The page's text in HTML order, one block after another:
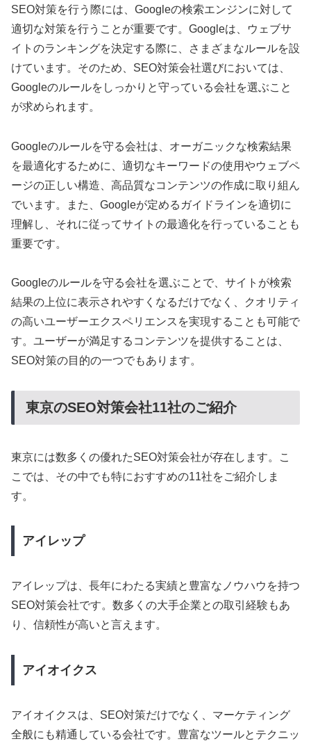
SEO対策を行う際には、Googleの検索エンジンに対して
適切な対策を行うことが重要です。Googleは、ウェブサ
イトのランキングを決定する際に、さまざまなルールを設
けています。そのため、SEO対策会社選びにおいては、
Googleのルールをしっかりと守っている会社を選ぶこと
が求められます。
Googleのルールを守る会社は、オーガニックな検索結果
を最適化するために、適切なキーワードの使用やウェブペ
ージの正しい構造、高品質なコンテンツの作成に取り組ん
でいます。また、Googleが定めるガイドラインを適切に
理解し、それに従ってサイトの最適化を行っていることも
重要です。
Googleのルールを守る会社を選ぶことで、サイトが検索
結果の上位に表示されやすくなるだけでなく、クオリティ
の高いユーザーエクスペリエンスを実現することも可能で
す。ユーザーが満足するコンテンツを提供することは、
SEO対策の目的の一つでもあります。
東京のSEO対策会社11社のご紹介
東京には数多くの優れたSEO対策会社が存在します。こ
こでは、その中でも特におすすめの11社をご紹介しま
す。
アイレップ
アイレップは、長年にわたる実績と豊富なノウハウを持つ
SEO対策会社です。数多くの大手企業との取引経験もあ
り、信頼性が高いと言えます。
アイオイクス
アイオイクスは、SEO対策だけでなく、マーケティング
全般にも精通している会社です。豊富なツールとテクニッ